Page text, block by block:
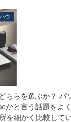
ウ
ちらを選ぶか？ パ
かと言う話題をよ
を細かく比較して